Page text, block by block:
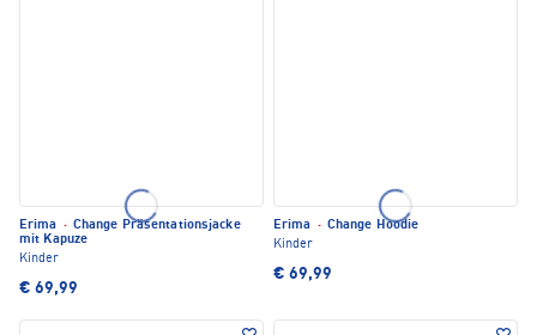
Erima · Change Präsentationsjacke
mit Kapuze
Kinder
€ 69,99
Erima · Change Hoodie
Kinder
€ 69,99